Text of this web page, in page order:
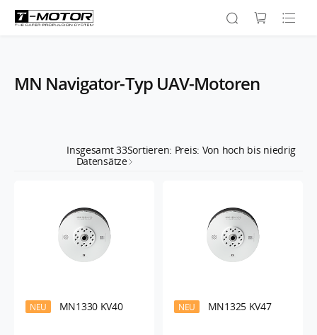
MN Navigator-Typ UAV-Motoren
Insgesamt33
Datensätze
Sortieren: Preis: Von hoch bis niedrig
NEU MN1330 KV40 NEU MN1325 KV47